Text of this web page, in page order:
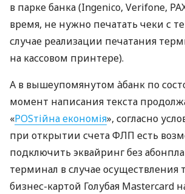
в парке банка (Ingenico, Verifone,
время, не нужно печатать чеки с
случае реализации печатания
на кассовом принтере).
А в вышеупомянутом àбанк по
момент написания текста
«POSтійна економія», согласно
при открытии счета ФЛП есть
подключить эквайринг без
терминал в случае осуществления
бизнес-картой Голубая Mastercard